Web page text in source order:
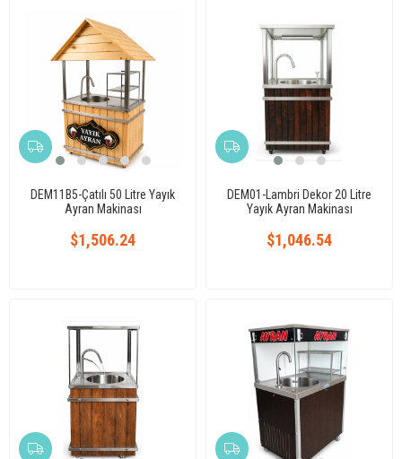
DEM11B5-Çatılı 50 Litre Yayık
Ayran Makinası
$1,506.24
DEM01-Lambri Dekor 20 Litre
Yayık Ayran Makinası
$1,046.54